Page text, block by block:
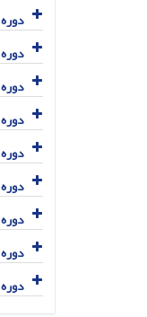
دوره 9 (1398)
دوره 8 (1397)
دوره 7 (1396)
دوره 6 (1395)
دوره 5 (1394)
دوره 4 (1390)
دوره 3 (1389)
دوره 2 (1386)
دوره 1 (1385)